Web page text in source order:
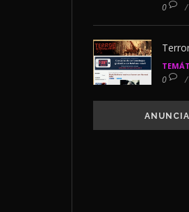
0 /
0 /